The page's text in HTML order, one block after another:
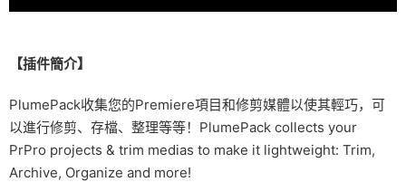
【插件簡介】
PlumePack收集您的Premiere項目和修剪媒體以使其輕巧，可
以進行修剪、存檔、整理等等！PlumePack collects your
PrPro projects & trim medias to make it lightweight: Trim,
Archive, Organize and more!